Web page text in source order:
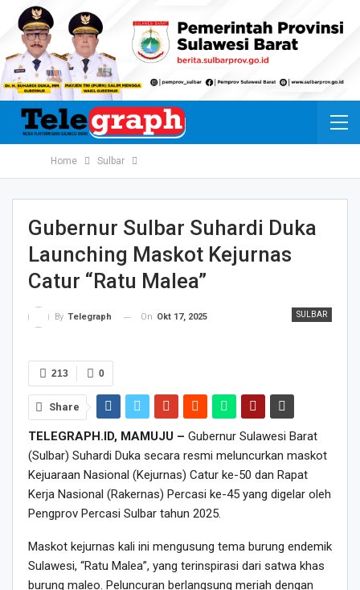
Home Sulbar
Gubernur Sulbar Suhardi Duka
Launching Maskot Kejurnas
Catur “Ratu Malea”
SULBAR
By Telegraph On Okt 17, 2025
0
213
Share
TELEGRAPH.ID, MAMUJU – Gubernur Sulawesi Barat
(Sulbar) Suhardi Duka secara resmi meluncurkan maskot
Kejuaraan Nasional (Kejurnas) Catur ke-50 dan Rapat
Kerja Nasional (Rakernas) Percasi ke-45 yang digelar oleh
Pengprov Percasi Sulbar tahun 2025.
Maskot kejurnas kali ini mengusung tema burung endemik
Sulawesi, “Ratu Malea”, yang terinspirasi dari satwa khas
burung maleo. Peluncuran berlangsung meriah dengan